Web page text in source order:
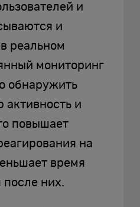
и
и
реальном
мониторинг
обнаружить
активность и
повышает
на
время
после них.